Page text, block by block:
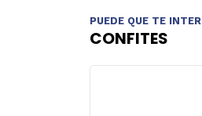
PUEDE QUE TE
CONFITES